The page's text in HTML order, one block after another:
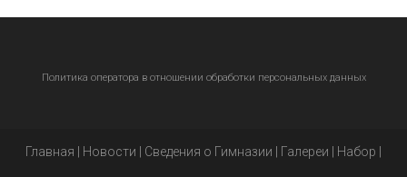
Политика оператора в отношении обработки персональных данных
Главная Новости Сведения о Гимназии Галереи Набор